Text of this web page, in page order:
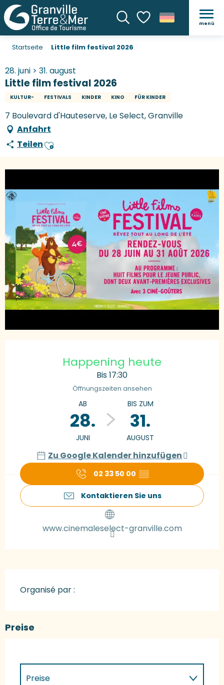
SucheVoir les favoris
menü
Startseite Little film festival 2026
28. juni > 31. august
Little film festival 2026
KULTUR- FESTIVALS KINDER KINO FÜR KINDER
7 Boulevard d'Hauteserve, Le Select, Granville
Anfahrt
TeilenAjouter aux favoris
Happening heute
Bis 17:30
Öffnungszeiten ansehen
AB
28.
JUNI
BIS ZUM
31.
AUGUST
Zu Google Kalender hinzufügen
02 33 50 00 ▒▒
Kontaktieren Sie uns
www.cinemaleselect-granville.com
Organisé par :
Preise
Preise